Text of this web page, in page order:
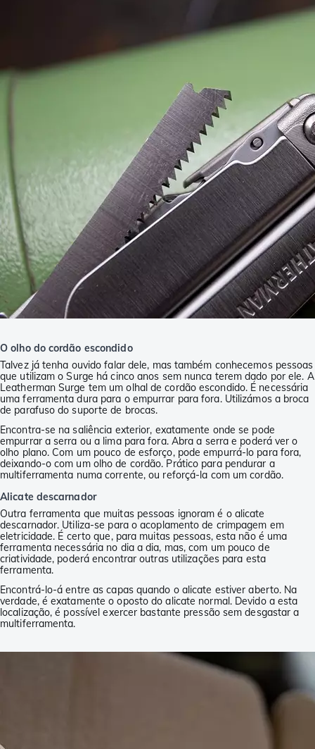
O olho do cordão escondido
Talvez já tenha ouvido falar dele, mas também conhecemos pessoas
que utilizam o Surge há cinco anos sem nunca terem dado por ele. A
Leatherman Surge tem um olhal de cordão escondido. É necessária
uma ferramenta dura para o empurrar para fora. Utilizámos a broca
de parafuso do suporte de brocas.
Encontra-se na saliência exterior, exatamente onde se pode
empurrar a serra ou a lima para fora. Abra a serra e poderá ver o
olho plano. Com um pouco de esforço, pode empurrá-lo para fora,
deixando-o com um olho de cordão. Prático para pendurar a
multiferramenta numa corrente, ou reforçá-la com um cordão.
Alicate descarnador
Outra ferramenta que muitas pessoas ignoram é o alicate
descarnador. Utiliza-se para o acoplamento de crimpagem em
eletricidade. É certo que, para muitas pessoas, esta não é uma
ferramenta necessária no dia a dia, mas, com um pouco de
criatividade, poderá encontrar outras utilizações para esta
ferramenta.
Encontrá-lo-á entre as capas quando o alicate estiver aberto. Na
verdade, é exatamente o oposto do alicate normal. Devido a esta
localização, é possível exercer bastante pressão sem desgastar a
multiferramenta.